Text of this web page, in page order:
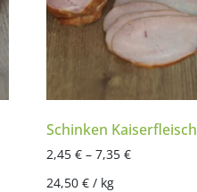
Schinken Kaiserfleisch
2,45 €– 7,35 €
24,50 €/ kg